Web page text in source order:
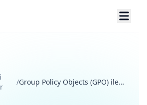
/Group Policy Objects (GPO) ile